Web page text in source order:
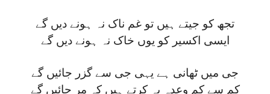
تجھ کو جیتے ہیں تو غم ناک نہ ہونے دیں گے
ایسی اکسیر کو یوں خاک نہ ہونے دیں گے
جی میں ٹھانی ہے یہی جی سے گزر جائیں گے
کم سے کم وعدہ یہ کرتے ہیں کہ مر جائیں گے